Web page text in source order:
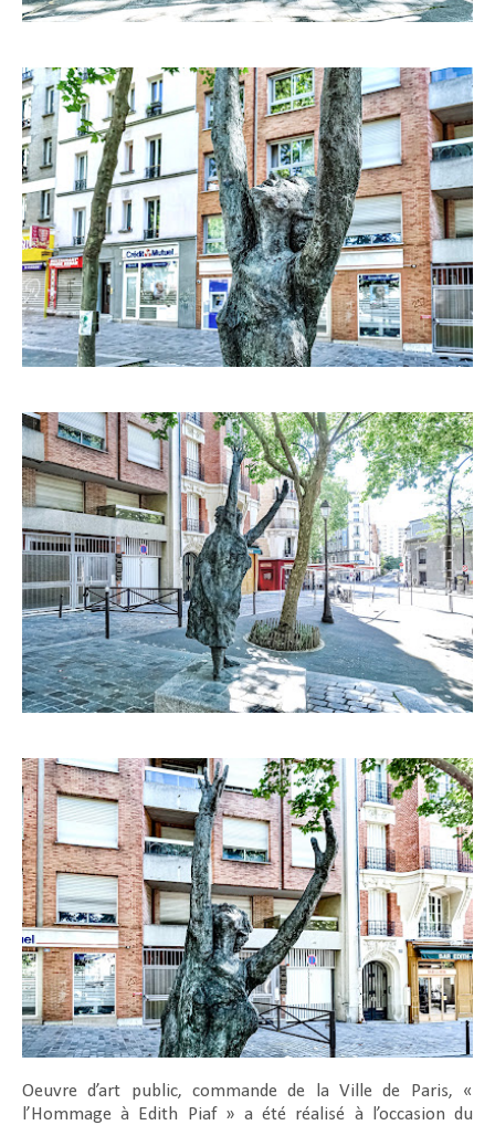
Oeuvre d’art public, commande de la Ville de Paris, «
l’Hommage à Edith Piaf » a été réalisé à l’occasion du